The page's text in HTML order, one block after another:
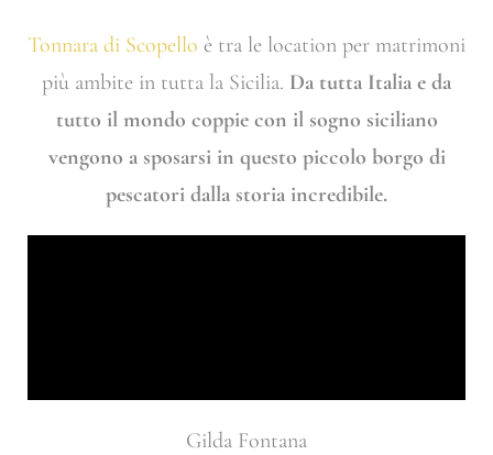
Tonnara di Scopello è tra le location per matrimoni
più ambite in tutta la Sicilia. Da tutta Italia e da
tutto il mondo coppie con il sogno siciliano
vengono a sposarsi in questo piccolo borgo di
pescatori dalla storia incredibile.
Gilda Fontana